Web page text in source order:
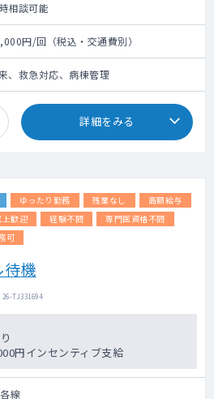
相談可能
円/回（税込・交通費別）
、救急対応、病棟管理
詳細をみる
ゆったり勤務 残業なし
高額給与
歓迎 経験不問
専門医資格不問
可
機
TJ331694
円インセンティブ支給
線